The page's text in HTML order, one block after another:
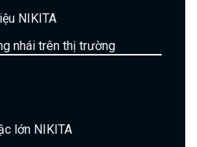
NIKITA
nhái trên thị trường